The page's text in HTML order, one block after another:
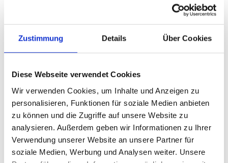
Zustimmung Details Über Cookies
Diese Webseite verwendet Cookies
Wir verwenden Cookies, um Inhalte und Anzeigen zu
personalisieren, Funktionen für soziale Medien anbieten
zu können und die Zugriffe auf unsere Website zu
analysieren. Außerdem geben wir Informationen zu Ihrer
Verwendung unserer Website an unsere Partner für
soziale Medien, Werbung und Analysen weiter. Unsere
Ein aktiver Kommentarbereich vermittelt sofort
mehr Leben und Dynamik.
Warum Social Proof in der
Musik wird emotional wahrgenommen – trotzdem
orientieren sich Menschen stark an sichtbarer
Aufmerksamkeit.
Tracks mit Kommentaren wirken:
interessanter
beliebter